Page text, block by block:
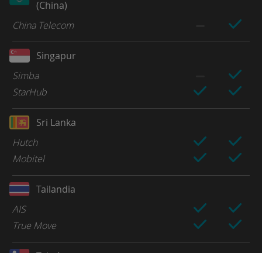
(China)
China Telecom
Singapur
Simba
StarHub
Sri Lanka
Hutch
Mobitel
Tailandia
AIS
True Move